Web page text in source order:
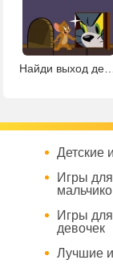
Найди выход детская
Детские
Игры для
Игры для
девочек
Лучшие